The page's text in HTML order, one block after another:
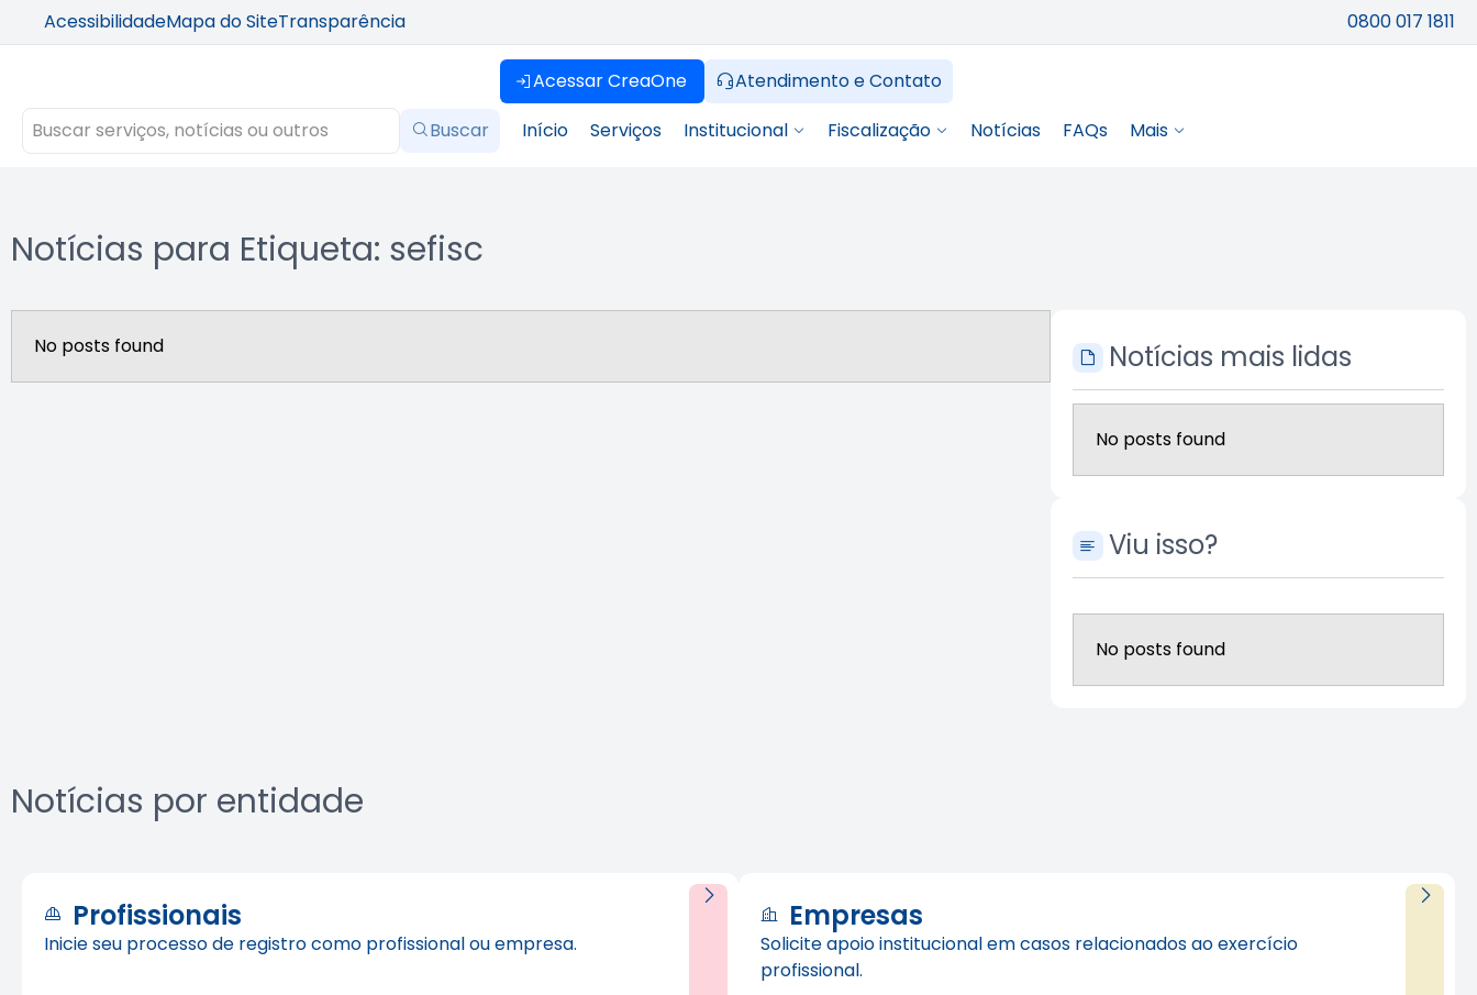
AcessibilidadeMapa do SiteTransparência 0800 017 1811
Acessar CreaOne
Atendimento e Contato
Buscar
Início Serviços Institucional Fiscalização Notícias FAQs Mais
Notícias para Etiqueta: sefisc
No posts found Notícias mais lidas
No posts found
Viu isso?
No posts found
Notícias por entidade
Profissionais
Inicie seu processo de registro como profissional ou empresa.
Empresas
Solicite apoio institucional em casos relacionados ao exercício
profissional.